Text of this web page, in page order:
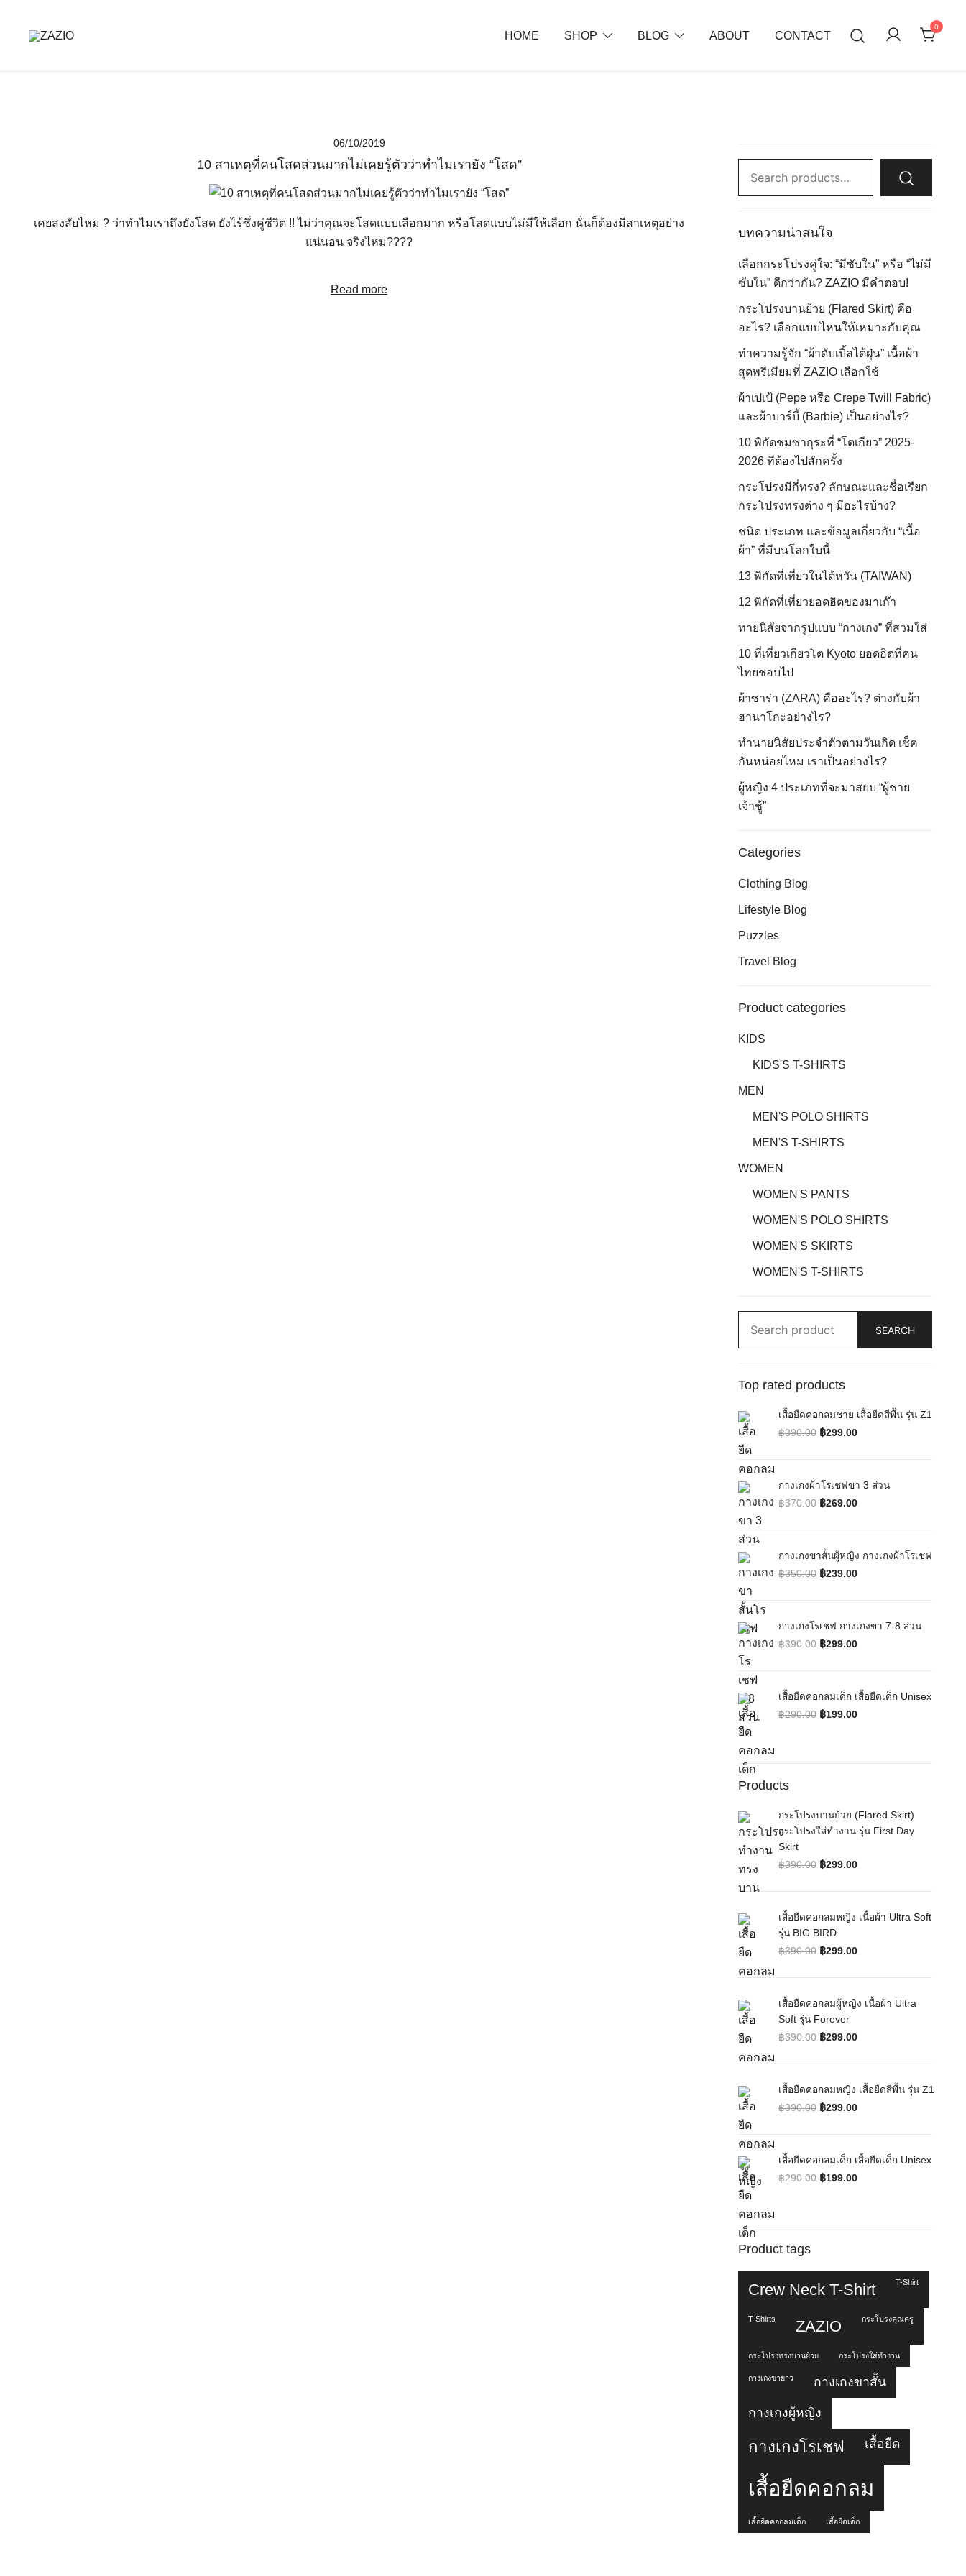
content
HOME SHOP BLOG ABOUT CONTACT
0
06/10/2019
10 สาเหตุที่คนโสดส่วนมากไม่เคยรู้ตัวว่าทำไมเรายัง “โสด”
เคยสงสัยไหม ? ว่าทำไมเราถึงยังโสด ยังไร้ซึ่งคู่ชีวิต !! ไม่ว่าคุณจะโสดแบบเลือกมาก หรือโสดแบบไม่มีให้เลือก นั่นก็ต้องมีสาเหตุอย่าง
แน่นอน จริงไหม????
Read more
for:
บทความน่าสนใจ
เลือกกระโปรงคู่ใจ: “มีซับใน” หรือ “ไม่มี
ซับใน” ดีกว่ากัน? ZAZIO มีคำตอบ!
กระโปรงบานย้วย (Flared Skirt) คือ
อะไร? เลือกแบบไหนให้เหมาะกับคุณ
ทำความรู้จัก “ผ้าดับเบิ้ลไต้ฝุ่น” เนื้อผ้า
สุดพรีเมียมที่ ZAZIO เลือกใช้
ผ้าเปเป้ (Pepe หรือ Crepe Twill Fabric)
และผ้าบาร์บี้ (Barbie) เป็นอย่างไร?
10 พิกัดชมซากุระที่ “โตเกียว” 2025-
2026 ทีต้องไปสักครั้ง
กระโปรงมีกี่ทรง? ลักษณะและชื่อเรียก
กระโปรงทรงต่าง ๆ มีอะไรบ้าง?
ชนิด ประเภท และข้อมูลเกี่ยวกับ “เนื้อ
ผ้า” ที่มีบนโลกใบนี้
13 พิกัดที่เที่ยวในไต้หวัน (TAIWAN)
12 พิกัดที่เที่ยวยอดฮิตของมาเก๊า
ทายนิสัยจากรูปแบบ “กางเกง” ที่สวมใส่
10 ที่เที่ยวเกียวโต Kyoto ยอดฮิตที่คน
ไทยชอบไป
ผ้าซาร่า (ZARA) คืออะไร? ต่างกับผ้า
ฮานาโกะอย่างไร?
ทำนายนิสัยประจำตัวตามวันเกิด เช็ค
กันหน่อยไหม เราเป็นอย่างไร?
ผู้หญิง 4 ประเภทที่จะมาสยบ “ผู้ชาย
เจ้าชู้”
Categories
Clothing Blog
Lifestyle Blog
Puzzles
Travel Blog
Product categories
KIDS
KIDS'S T-SHIRTS
MEN
MEN'S POLO SHIRTS
MEN'S T-SHIRTS
WOMEN
WOMEN'S PANTS
WOMEN'S POLO SHIRTS
WOMEN'S SKIRTS
WOMEN'S T-SHIRTS
for:
SEARCH
Top rated products
เสื้อยืดคอกลมชาย เสื้อยืดสีพื้น รุ่น Z1
฿390.00
Original price was: ฿390.00.
฿299.00
Current price is: ฿299.00.
กางเกงผ้าโรเชฟขา 3 ส่วน
฿370.00
Original price was: ฿370.00.
฿269.00
Current price is: ฿269.00.
กางเกงขาสั้นผู้หญิง กางเกงผ้าโรเชฟ
฿350.00
Original price was: ฿350.00.
฿239.00
Current price is: ฿239.00.
กางเกงโรเชฟ กางเกงขา 7-8 ส่วน
฿390.00
Original price was: ฿390.00.
฿299.00
Current price is: ฿299.00.
เสื้อยืดคอกลมเด็ก เสื้อยืดเด็ก Unisex
฿290.00
Original price was: ฿290.00.
฿199.00
Current price is: ฿199.00.
Products
กระโปรงบานย้วย (Flared Skirt)
กระโปรงใส่ทำงาน รุ่น First Day
Skirt
฿390.00 ฿299.00
เสื้อยืดคอกลมหญิง เนื้อผ้า Ultra Soft
รุ่น BIG BIRD
฿390.00
Original price was: ฿390.00.
฿299.00
Current price is: ฿299.00.
เสื้อยืดคอกลมผู้หญิง เนื้อผ้า Ultra
Soft รุ่น Forever
฿390.00
Original price was: ฿390.00.
฿299.00
Current price is: ฿299.00.
เสื้อยืดคอกลมหญิง เสื้อยืดสีพื้น รุ่น Z1
฿390.00
Original price was: ฿390.00.
฿299.00
Current price is: ฿299.00.
เสื้อยืดคอกลมเด็ก เสื้อยืดเด็ก Unisex
฿290.00
Original price was: ฿290.00.
฿199.00
Current price is: ฿199.00.
Product tags
Crew Neck T-Shirt T-Shirt
T-Shirts ZAZIO กระโปรงคุณครู
กระโปรงทรงบานย้วย กระโปรงใส่ทำงาน
กางเกงขายาว กางเกงขาสั้น
กางเกงผู้หญิง
กางเกงโรเชฟ เสื้อยืด
เสื้อยืดคอกลม
เสื้อยืดคอกลมเด็ก เสื้อยืดเด็ก